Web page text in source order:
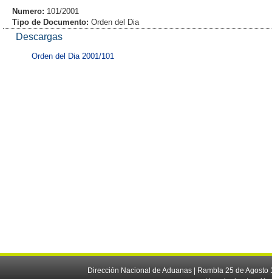
Numero: 101/2001
Tipo de Documento: Orden del Dia
Descargas
Orden del Dia 2001/101
Dirección Nacional de Aduanas | Rambla 25 de